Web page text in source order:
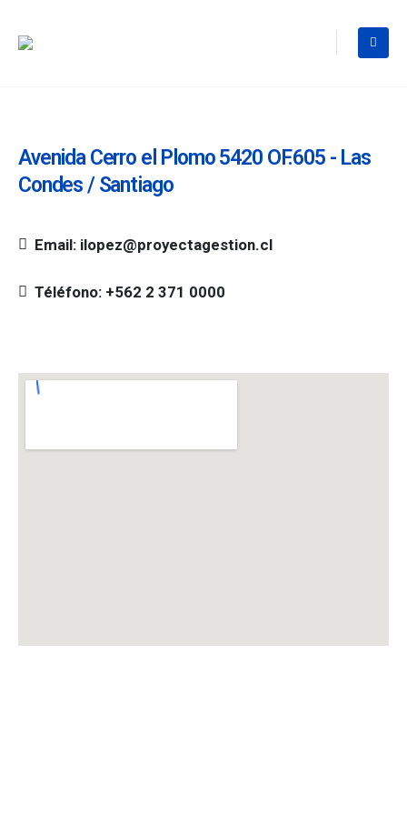
Avenida Cerro el Plomo 5420 OF.605 - Las
Condes / Santiago
Email: ilopez@proyectagestion.cl
Téléfono: +562 2 371 0000